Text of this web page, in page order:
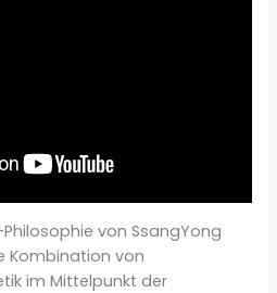
von SsangYong
Kombination von
im Mittelpunkt der